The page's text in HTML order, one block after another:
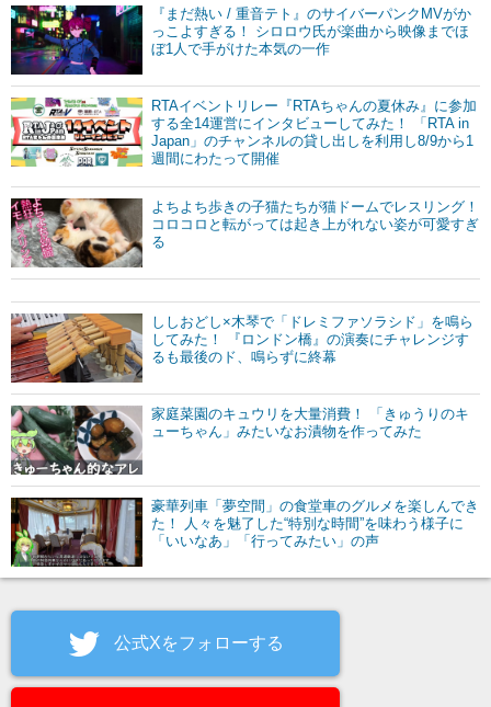
『まだ熱い / 重音テト』のサイバーパンクMVがか
っこよすぎる！ シロロウ氏が楽曲から映像までほ
ぼ1人で手がけた本気の一作
RTAイベントリレー『RTAちゃんの夏休み』に参加
する全14運営にインタビューしてみた！ 「RTA in
Japan」のチャンネルの貸し出しを利用し8/9から1
週間にわたって開催
よちよち歩きの子猫たちが猫ドームでレスリング！
コロコロと転がっては起き上がれない姿が可愛すぎ
る
ししおどし×木琴で「ドレミファソラシド」を鳴ら
してみた！ 『ロンドン橋』の演奏にチャレンジす
るも最後のド、鳴らずに終幕
家庭菜園のキュウリを大量消費！ 「きゅうりのキ
ューちゃん」みたいなお漬物を作ってみた
豪華列車「夢空間」の食堂車のグルメを楽しんでき
た！ 人々を魅了した“特別な時間”を味わう様子に
「いいなあ」「行ってみたい」の声
公式Xをフォローする